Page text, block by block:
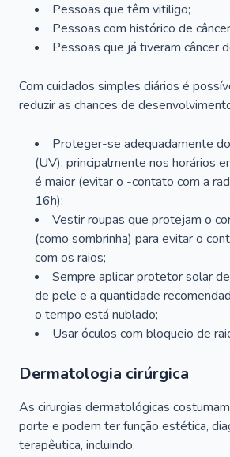
Pessoas que têm vitiligo;
Pessoas com histórico de
Pessoas que já tiveram câncer
Com cuidados simples diários é
reduzir as chances de
Proteger-se adequadamente
(UV), principalmente nos horários
é maior (evitar o -contato com a
16h);
Vestir roupas que protejam o
(como sombrinha) para evitar o
com os raios;
Sempre aplicar protetor solar
de pele e a quantidade
o tempo está nublado;
Usar óculos com bloqueio de
Dermatologia cirúrgica
As cirurgias dermatológicas
porte e podem ter função estética,
terapêutica, incluindo: